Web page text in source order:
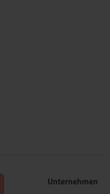
Unternehmen